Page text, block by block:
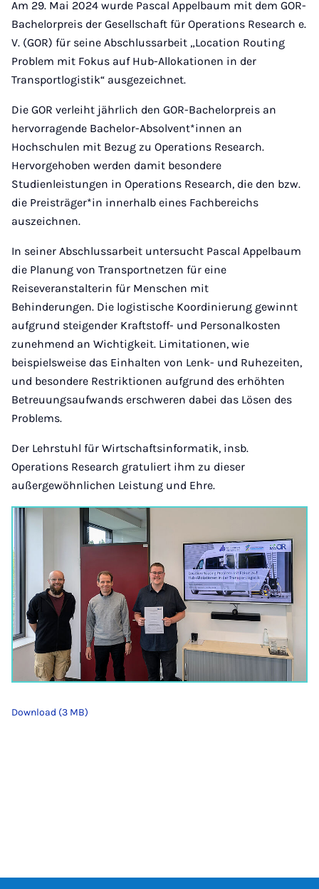
Am 29. Mai 2024 wurde Pascal Appelbaum mit dem GOR-
Bachelorpreis der Gesellschaft für Operations Research e.
V. (GOR) für seine Abschlussarbeit „Location Routing
Problem mit Fokus auf Hub-Allokationen in der
Transportlogistik“ ausgezeichnet.
Die GOR verleiht jährlich den GOR-Bachelorpreis an
hervorragende Bachelor-Absolvent*innen an
Hochschulen mit Bezug zu Operations Research.
Hervorgehoben werden damit besondere
Studienleistungen in Operations Research, die den bzw.
die Preisträger*in innerhalb eines Fachbereichs
auszeichnen.
In seiner Abschlussarbeit untersucht Pascal Appelbaum
die Planung von Transportnetzen für eine
Reiseveranstalterin für Menschen mit
Behinderungen. Die logistische Koordinierung gewinnt
aufgrund steigender Kraftstoff- und Personalkosten
zunehmend an Wichtigkeit. Limitationen, wie
beispielsweise das Einhalten von Lenk- und Ruhezeiten,
und besondere Restriktionen aufgrund des erhöhten
Betreuungsaufwands erschweren dabei das Lösen des
Problems.
Der Lehrstuhl für Wirtschaftsinformatik, insb.
Operations Research gratuliert ihm zu dieser
außergewöhnlichen Leistung und Ehre.
Download (3 MB)